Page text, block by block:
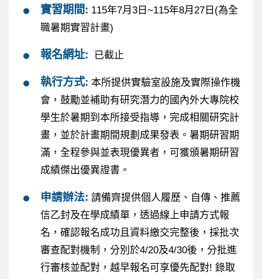
實習期間: 115年7月3日~115年8月27日(為全
職暑期實習計畫)
報名網址: 已截止
執行方式: 本所提供實驗室設施及實際操作機
會，鼓勵並補助有研究潛力的國內外大專院校
學生於暑期到本所接受指導，完成相關研究計
畫，並於計畫期間規劃成果發表。暑期研習期
滿，全程參與並表現優異者，可獲頒暑期研習
成績傑出優異證書。
申請辦法: 請備齊提供個人履歷、自傳、推薦
信乙封及在學成績單，透過線上申請方式報
名，確認報名成功且資料繳交完整後，採批次
審查配對機制，分別於4/20及4/30後，分批進
行審核並配對，越早報名可享優先配對! 錄取